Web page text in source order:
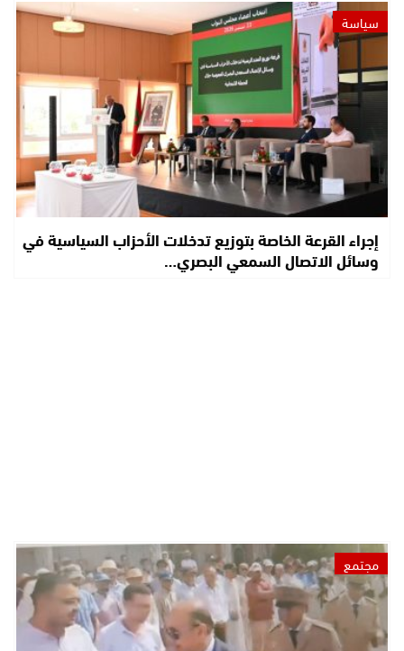
سياسة
إجراء القرعة الخاصة بتوزيع تدخلات الأحزاب السياسية في
وسائل الاتصال السمعي البصري…
مجتمع